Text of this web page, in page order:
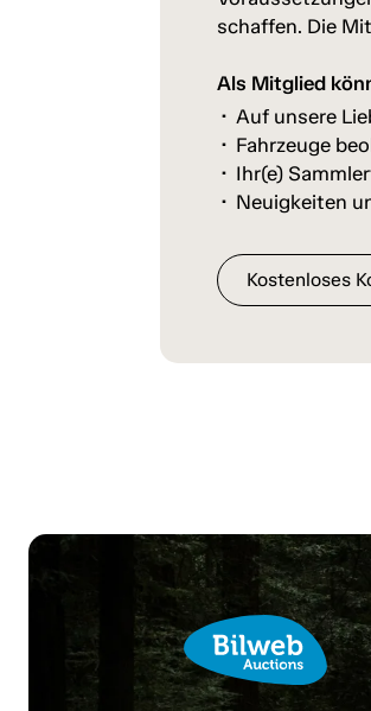
schaffen. Die
Als Mitglied
Auf unsere
Fahrzeuge
Ihr(e)
Neuigkeiten
Kostenloses